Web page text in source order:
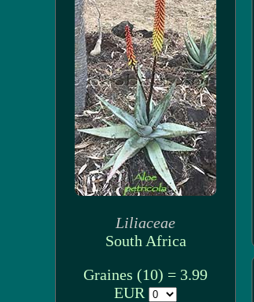
Liliaceae
South Africa
Graines (10) = 3.99
EUR